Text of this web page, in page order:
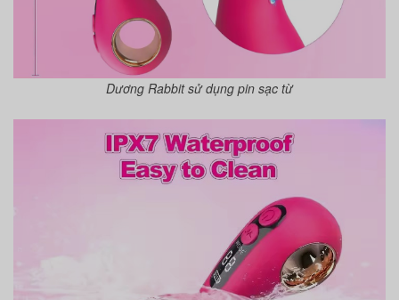
Dương Rabbit sử dụng pin sạc từ